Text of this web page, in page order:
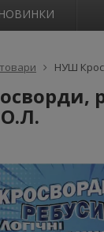
НОВИНКИ
товари НУШ